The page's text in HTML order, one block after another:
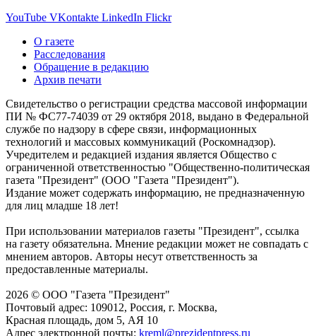
YouTube VKontakte LinkedIn Flickr
О газете
Расследования
Обращение в редакцию
Архив печати
Свидетельство о регистрации средства массовой информации
ПИ № ФС77-74039 от 29 октября 2018, выдано в Федеральной
службе по надзору в сфере связи, информационных
технологий и массовых коммуникаций (Роскомнадзор).
Учредителем и редакцией издания является Общество с
ограниченной ответственностью "Общественно-политическая
газета "Президент" (ООО "Газета "Президент").
Издание может содержать информацию, не предназначенную
для лиц младше 18 лет!
При использовании материалов газеты "Президент", ссылка
на газету обязательна. Мнение редакции может не совпадать с
мнением авторов. Авторы несут ответственность за
предоставленные материалы.
2026 © ООО "Газета "Президент"
Почтовый адрес: 109012, Россия, г. Москва,
Красная площадь, дом 5, АЯ 10
Адрес электронной почты: kreml@prezidentpress.ru